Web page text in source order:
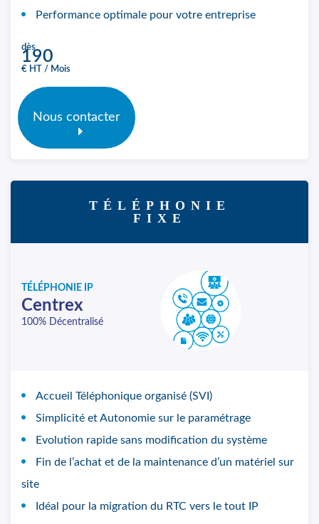
Performance optimale pour votre entreprise
dès
190
€ HT / Mois
Nous contacter
TÉLÉPHONIE
FIXE
TÉLÉPHONIE IP
Centrex
100% Décentralisé
Accueil Téléphonique organisé (SVI)
Simplicité et Autonomie sur le paramétrage
Evolution rapide sans modification du système
Fin de l’achat et de la maintenance d’un matériel sur
site
Idéal pour la migration du RTC vers le tout IP